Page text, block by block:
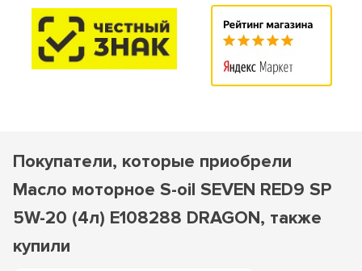
Покупатели, которые приобрели
Масло моторное S-oil SEVEN RED9 SP
5W-20 (4л) E108288 DRAGON, также
купили